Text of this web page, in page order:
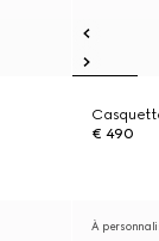
€ 490
À